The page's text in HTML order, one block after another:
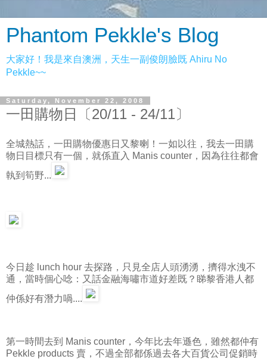
Phantom Pekkle's Blog
大家好！我是來自澳洲，天生一副俊朗臉既 Ahiru No
Pekkle~~
Saturday, November 22, 2008
一田購物日〔20/11 - 24/11〕
全城熱話，一田購物優惠日又黎喇！一如以往，我去一田購
物日目標只有一個，就係直入 Manis counter，因為往往都會
執到筍野...
今日趁 lunch hour 去探路，只見全店人頭湧湧，擠得水洩不
通，當時個心唸：又話金融海嘯市道好差既？睇黎香港人都
仲係好有潛力喎....
第一時間去到 Manis counter，今年比去年遜色，雖然都仲有
Pekkle products 賣，不過全部都係過去各大百貨公司促銷時